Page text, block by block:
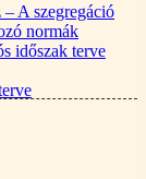
A szegregáció
normák
időszak terve